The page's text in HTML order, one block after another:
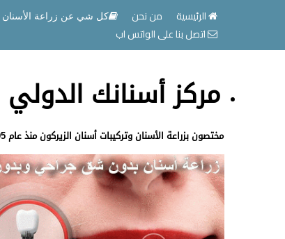
الرئيسية من نحن كل شي عن زراعة الأسنان
اتصل بنا على الواتس اب
مركز أسنانك الدولي
مختصون بزراعة الأسنان وتركيبات أسنان الزيركون منذ عام 1995